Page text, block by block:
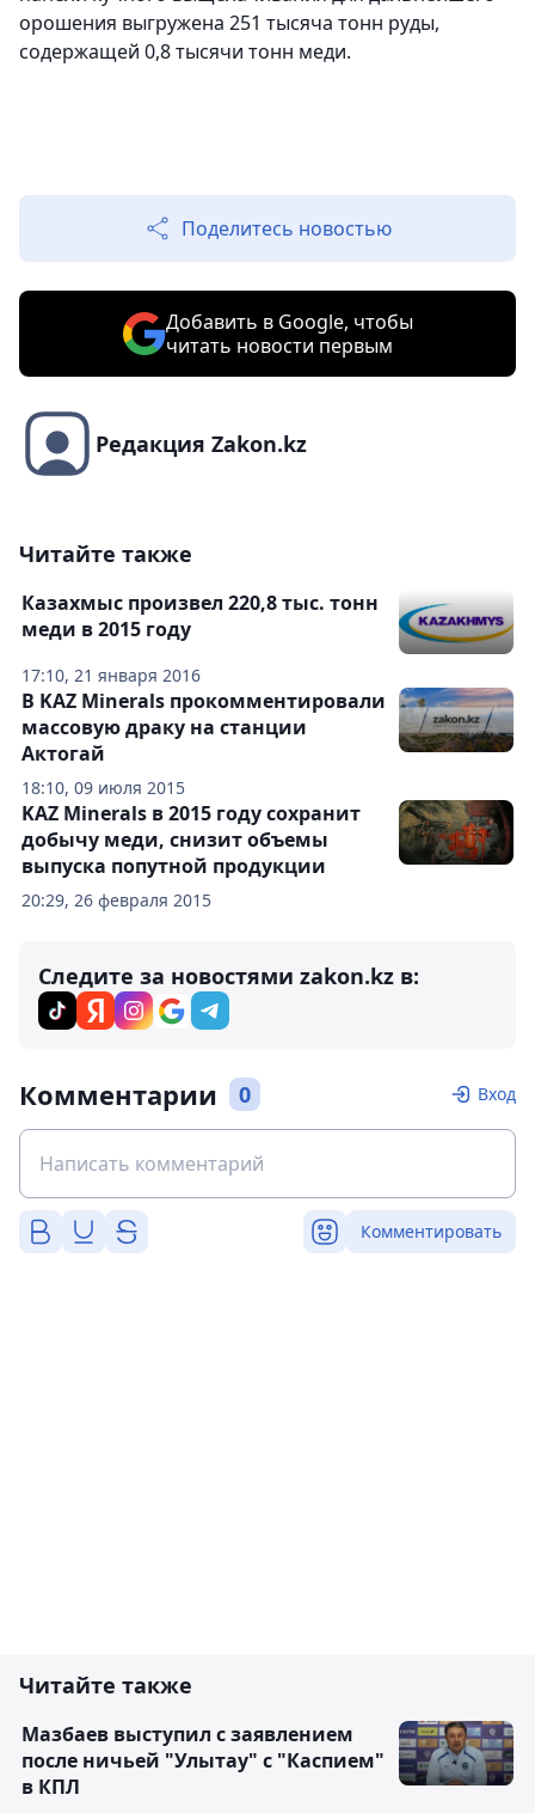
орошения выгружена 251 тысяча тонн руды,
содержащей 0,8 тысячи тонн меди.
Поделитесь новостью
Добавить в Google, чтобы
читать новости первым
Редакция Zakon.kz
Читайте также
17:10, 21 января 2016
Казахмыс произвел 220,8 тыс. тонн
меди в 2015 году
18:10, 09 июля 2015
В KAZ Minerals прокомментировали
массовую драку на станции
Актогай
20:29, 26 февраля 2015
KAZ Minerals в 2015 году сохранит
добычу меди, снизит объемы
выпуска попутной продукции
Следите за новостями zakon.kz в:
Комментарии 0 Вход
Комментировать
Читайте также
Мазбаев выступил с заявлением
после ничьей "Улытау" с "Каспием"
в КПЛ